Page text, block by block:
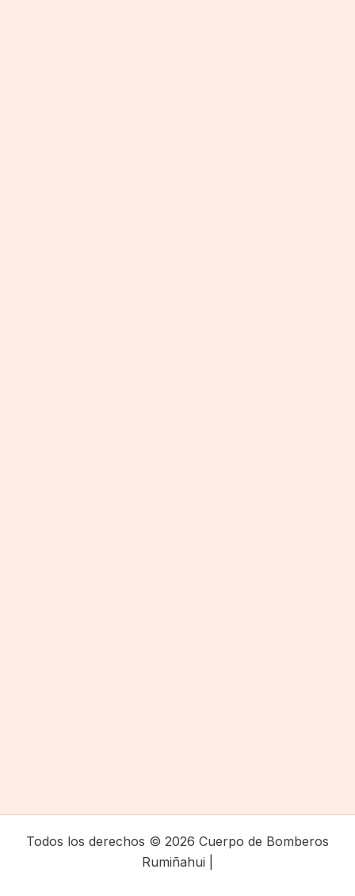
Todos los derechos © 2026 Cuerpo de Bomberos
Rumiñahui |